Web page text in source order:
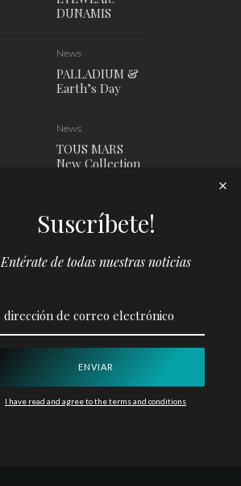
DUNAMIS
News
PALLADIUM &
Earth’s Day
News
TOUS MARS
New Collection
Louis Vuitton x
Campaign
Suscríbete!
Entérate de todas nuestras noticias
I have read and agree to the terms and conditions